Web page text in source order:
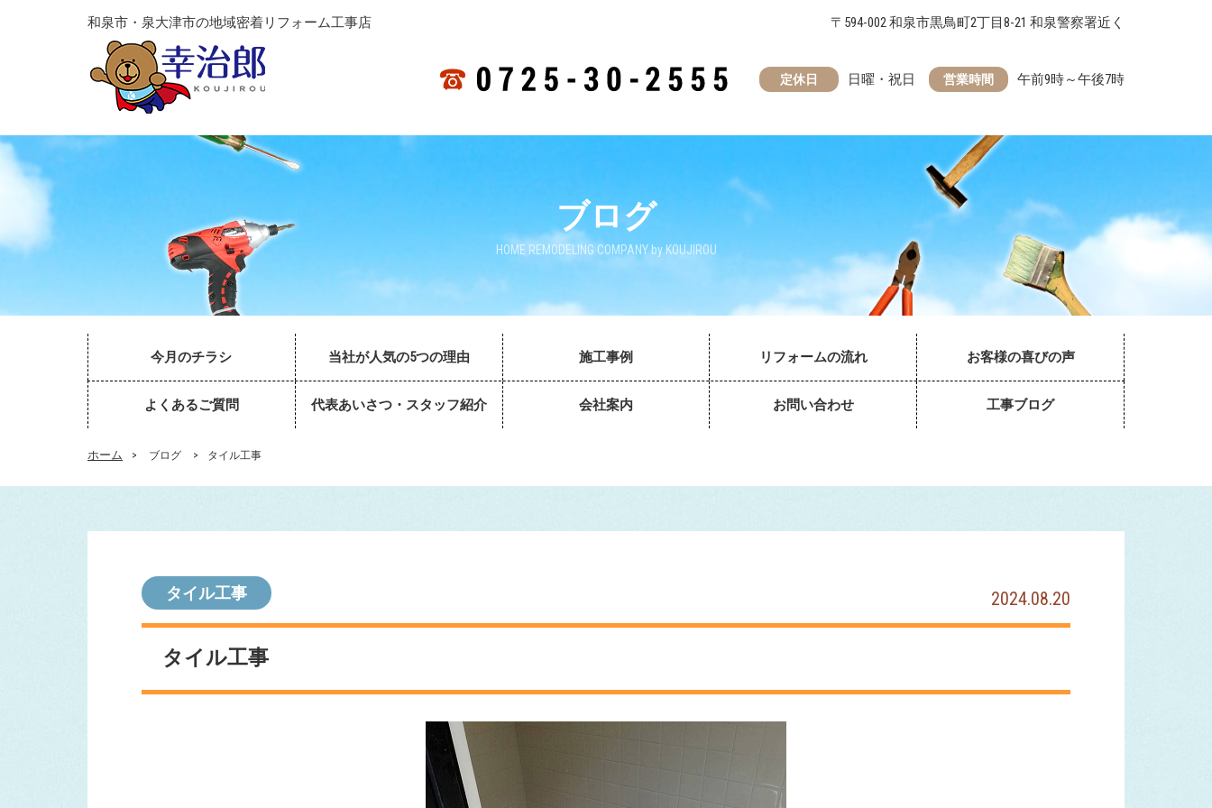
和泉市・泉大津市の地域密着リフォーム工事店 〒594-002 和泉市黒鳥町2丁目8-21 和泉警察署近く
営業時間 午前9時～午後7時
定休日 日曜・祝日
ブログ
HOME REMODELING COMPANY by KOUJIROU
今月のチラシ 当社が人気の5つの理由 施工事例 リフォームの流れ お客様の喜びの声
よくあるご質問 代表あいさつ・スタッフ紹介 会社案内 お問い合わせ 工事ブログ
ホーム > ブログ > タイル工事
タイル工事 2024.08.20
タイル工事